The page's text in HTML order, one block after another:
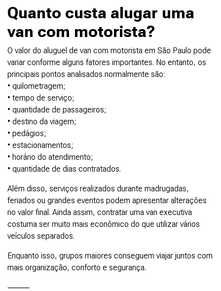
Quanto custa alugar uma
van com motorista?
O valor do aluguel de van com motorista em São Paulo pode
variar conforme alguns fatores importantes. No entanto, os
principais pontos analisados normalmente são:
• quilometragem;
• tempo de serviço;
• quantidade de passageiros;
• destino da viagem;
• pedágios;
• estacionamentos;
• horário do atendimento;
• quantidade de dias contratados.
Além disso, serviços realizados durante madrugadas,
feriados ou grandes eventos podem apresentar alterações
no valor final. Ainda assim, contratar uma van executiva
costuma ser muito mais econômico do que utilizar vários
veículos separados.
Enquanto isso, grupos maiores conseguem viajar juntos com
mais organização, conforto e segurança.
⸻